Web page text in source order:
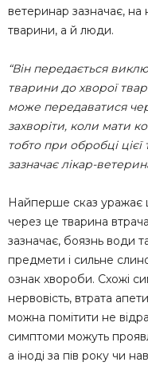
ветеринар зазначає,
тварини, а й люди.
“Він передається
тварини до хворої
може передаватися
захворіти, коли мати
тобто при обробці цієї
зазначає лікар-
Найперше сказ уражає
через це тварина
зазначає, боязнь води
предмети і сильне
ознак хвороби. Схожі
нервовість, втрата
можна помітити не
симптоми можуть
а іноді за пів року чи